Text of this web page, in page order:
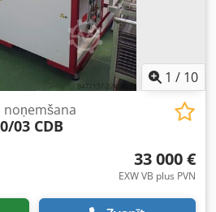
1 / 10
noņemšana
03 CDB
33 000 €
EXW VB plus PVN